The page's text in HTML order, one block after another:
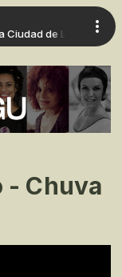
de La Furia
- Chuva